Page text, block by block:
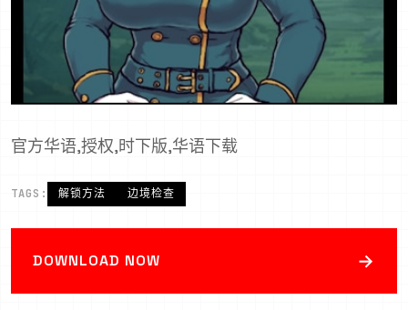
官方华语,授权,时下版,华语下载
TAGS: 解锁方法 边境检查
DOWNLOAD NOW →